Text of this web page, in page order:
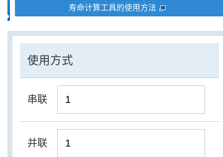
寿命计算工具的使用方法
使用方式
串联
并联